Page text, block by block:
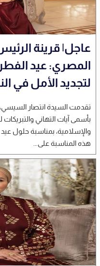
عاجل| قرينة
المصري: عيد
لتجديد الأمل في
تقدمت السيدة انتصار
بأسمى آيات التهاني
والإسلامية، بمناسبة حلول عيد
هذه المناسبة على...